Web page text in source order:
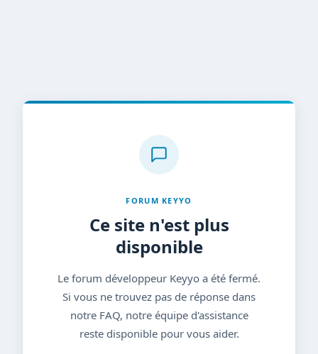
FORUM KEYYO
Ce site n'est plus
disponible
Le forum développeur Keyyo a été fermé.
Si vous ne trouvez pas de réponse dans
notre FAQ, notre équipe d'assistance
reste disponible pour vous aider.